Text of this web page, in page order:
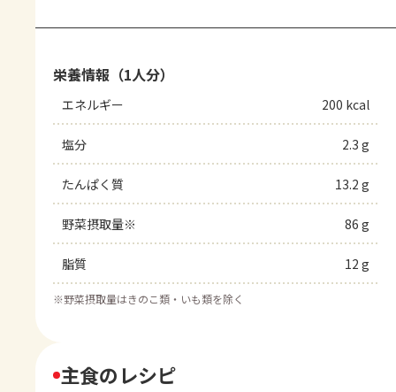
栄養情報（1人分）
エネルギー 200 kcal
塩分 2.3 g
たんぱく質 13.2 g
野菜摂取量※ 86 g
脂質 12 g
※野菜摂取量はきのこ類・いも類を除く
主食のレシピ